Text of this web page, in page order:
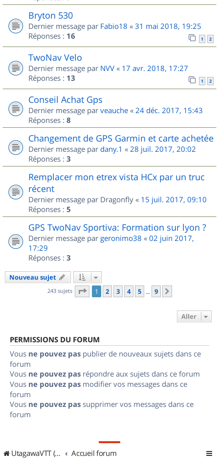
Bryton 530
Dernier message par Fabio18 « 31 mai 2018, 19:25
Réponses : 16 1 2
TwoNav Velo
Dernier message par NVV « 17 avr. 2018, 17:27
Réponses : 13 1 2
Conseil Achat Gps
Dernier message par veauche « 24 déc. 2017, 15:43
Réponses : 8
Changement de GPS Garmin et carte achetée
Dernier message par dany.1 « 28 juil. 2017, 20:02
Réponses : 3
Remplacer mon etrex vista HCx par un truc
récent
Dernier message par Dragonfly « 15 juil. 2017, 09:10
Réponses : 5
GPS TwoNav Sportiva: Formation sur lyon ?
Dernier message par geronimo38 « 02 juin 2017,
17:29
Réponses : 3
Nouveau sujet
243 sujets Page 1sur
1 2 3 4 5 … 9
Aller
PERMISSIONS DU FORUM
Vous ne pouvez pas publier de nouveaux sujets dans ce
forum
Vous ne pouvez pas répondre aux sujets dans ce forum
Vous ne pouvez pas modifier vos messages dans ce
forum
Vous ne pouvez pas supprimer vos messages dans ce
forum
UtagawaVTT (Randos VTT et VTTAE avec traces GPS) Accueil forum